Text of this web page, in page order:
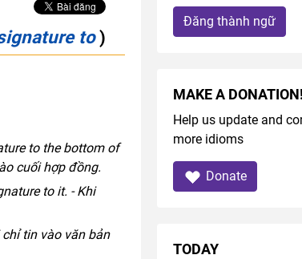
to)
to the bottom of
cuối hợp đồng.
to it. - Khi
tin vào văn bản
Đăng thành ngữ
MAKE A DONATION!
Help us update and
more idioms
Donate
TODAY